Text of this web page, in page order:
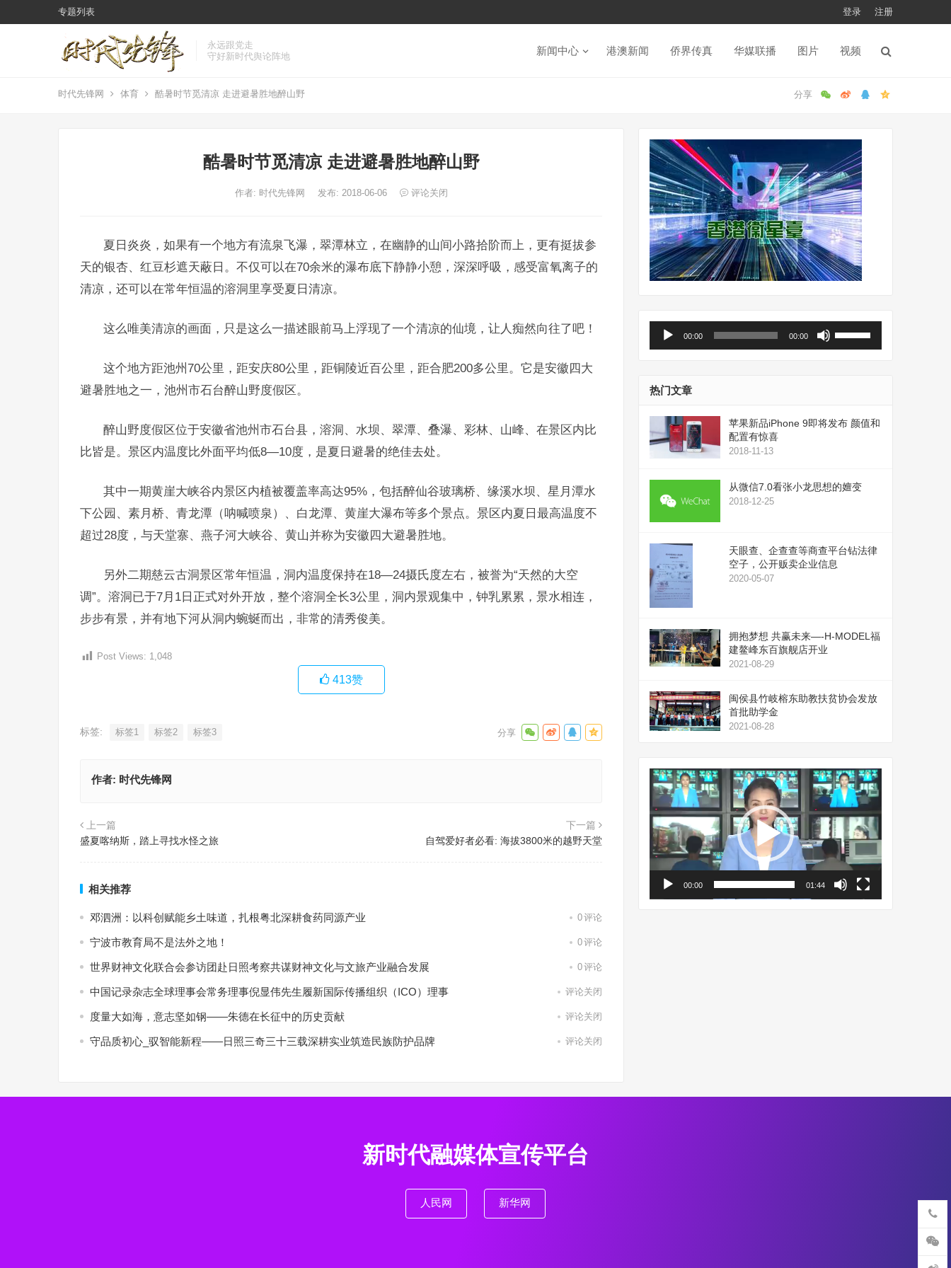
专题列表 登录 注册
永远跟党走
守好新时代舆论阵地
新闻中心 港澳新闻 侨界传真 华媒联播 图片 视频
时代先锋网 体育 酷暑时节觅清凉 走进避暑胜地醉山野
酷暑时节觅清凉 走进避暑胜地醉山野
作者: 时代先锋网 发布: 2018-06-06 评论关闭
夏日炎炎，如果有一个地方有流泉飞瀑，翠潭林立，在幽静的山间小路拾阶而上，更有挺拔参
天的银杏、红豆杉遮天蔽日。不仅可以在70余米的瀑布底下静静小憩，深深呼吸，感受富氧离子的
清凉，还可以在常年恒温的溶洞里享受夏日清凉。
这么唯美清凉的画面，只是这么一描述眼前马上浮现了一个清凉的仙境，让人痴然向往了吧！
这个地方距池州70公里，距安庆80公里，距铜陵近百公里，距合肥200多公里。它是安徽四大
避暑胜地之一，池州市石台醉山野度假区。
醉山野度假区位于安徽省池州市石台县，溶洞、水坝、翠潭、叠瀑、彩林、山峰、在景区内比
比皆是。景区内温度比外面平均低8—10度，是夏日避暑的绝佳去处。
其中一期黄崖大峡谷内景区内植被覆盖率高达95%，包括醉仙谷玻璃桥、缘溪水坝、星月潭水
下公园、素月桥、青龙潭（呐喊喷泉）、白龙潭、黄崖大瀑布等多个景点。景区内夏日最高温度不
超过28度，与天堂寨、燕子河大峡谷、黄山并称为安徽四大避暑胜地。
另外二期慈云古洞景区常年恒温，洞内温度保持在18—24摄氏度左右，被誉为“天然的大空
调”。溶洞已于7月1日正式对外开放，整个溶洞全长3公里，洞内景观集中，钟乳累累，景水相连，
步步有景，并有地下河从洞内蜿蜒而出，非常的清秀俊美。
Post Views: 1,048
413赞
标签: 标签1 标签2 标签3
作者: 时代先锋网
上一篇
盛夏喀纳斯，踏上寻找水怪之旅
下一篇
自驾爱好者必看: 海拔3800米的越野天堂
相关推荐
邓泗洲：以科创赋能乡土味道，扎根粤北深耕食药同源产业 0评论
宁波市教育局不是法外之地！ 0评论
世界财神文化联合会参访团赴日照考察共谋财神文化与文旅产业融合发展 0评论
中国记录杂志全球理事会常务理事倪显伟先生履新国际传播组织（ICO）理事 评论关闭
度量大如海，意志坚如钢——朱德在长征中的历史贡献 评论关闭
守品质初心_驭智能新程——日照三奇三十三载深耕实业筑造民族防护品牌 评论关闭
器
00:00 00:00
头
键
或
量。
热门文章
苹果新品iPhone 9即将发布 颜值和
配置有惊喜
2018-11-13
从微信7.0看张小龙思想的嬗变
2018-12-25
天眼查、企查查等商查平台钻法律
空子，公开贩卖企业信息
2020-05-07
拥抱梦想 共赢未来—-H-MODEL福
建鳌峰东百旗舰店开业
2021-08-29
闽侯县竹岐榕东助教扶贫协会发放
首批助学金
2021-08-28
视
频
播
放
器
00:00 01:44
新时代融媒体宣传平台
人民网 新华网